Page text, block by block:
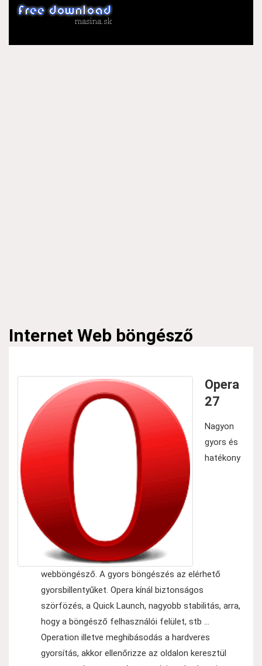
Internet Web böngésző
Opera
27
Nagyon
gyors és
hatékony
webböngésző. A gyors böngészés az elérhető
gyorsbillentyűket. Opera kínál biztonságos
szörfözés, a Quick Launch, nagyobb stabilitás, arra,
hogy a böngésző felhasználói felület, stb ...
Operation illetve meghibásodás a hardveres
gyorsítás, akkor ellenőrizze az oldalon keresztül